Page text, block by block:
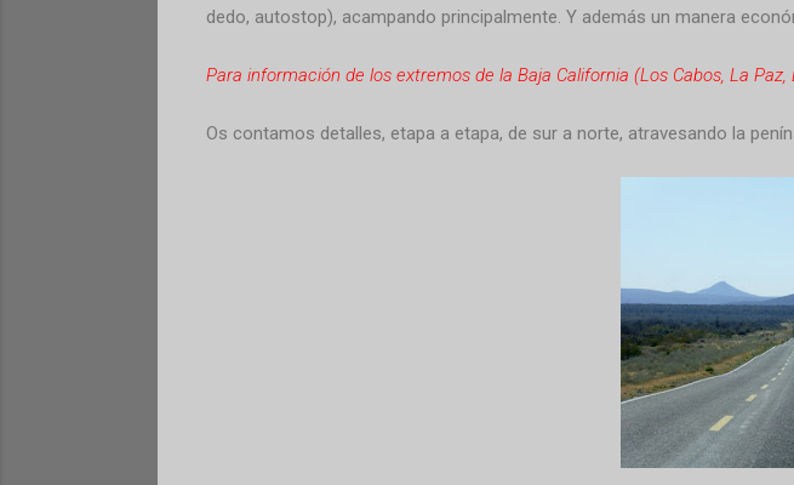
dedo, autostop), acampando principalmente. Y además un manera
Para información de los extremos de la Baja California (Los Cabos, La
Os contamos detalles, etapa a etapa, de sur a norte, atravesando la